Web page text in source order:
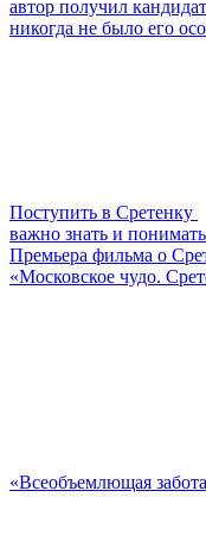
автор получил
никогда не было его
Поступить в Сретенку
важно знать и
Премьера фильма о
«Московское чудо.
«Всеобъемлющая